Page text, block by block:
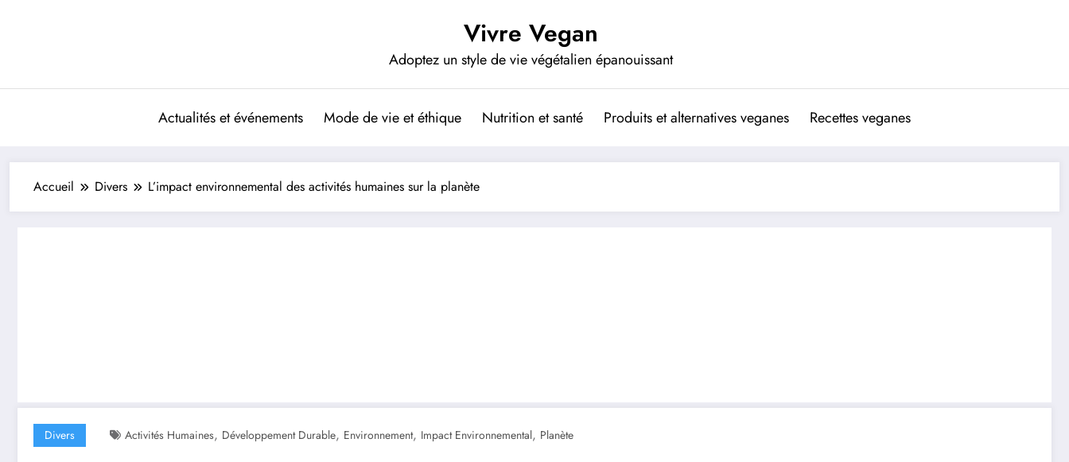
Vivre Vegan
Adoptez un style de vie végétalien épanouissant
Actualités et événements Mode de vie et éthique Nutrition et santé Produits et alternatives veganes Recettes veganes
Accueil Divers L’impact environnemental des activités humaines sur la planète
Divers Activités Humaines, Développement Durable, Environnement, Impact Environnemental, Planète